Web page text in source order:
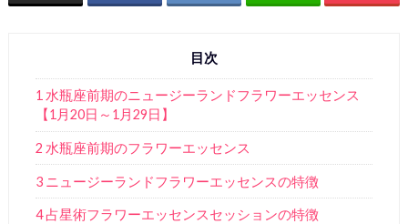
目次
1 水瓶座前期のニュージーランドフラワーエッセンス
【1月20日～1月29日】
2 水瓶座前期のフラワーエッセンス
3 ニュージーランドフラワーエッセンスの特徴
4 占星術フラワーエッセンスセッションの特徴